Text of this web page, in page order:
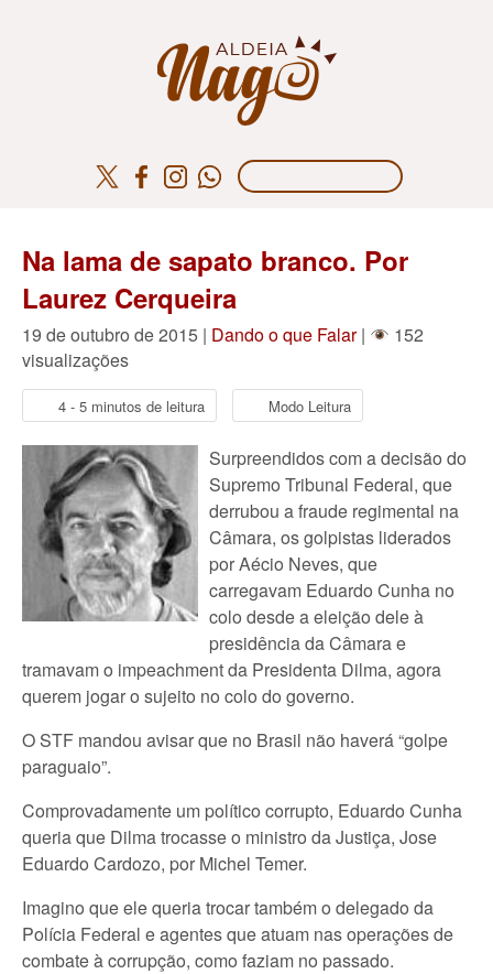
Na lama de sapato branco. Por
Laurez Cerqueira
19 de outubro de 2015 | Dando o que Falar|
152
visualizações
4 - 5 minutos de leitura Modo Leitura
Surpreendidos com a decisão do
Supremo Tribunal Federal, que
derrubou a fraude regimental na
Câmara, os golpistas liderados
por Aécio Neves, que
carregavam Eduardo Cunha no
colo desde a eleição dele à
presidência da Câmara e
tramavam o impeachment da Presidenta Dilma, agora
querem jogar o sujeito no colo do governo.
O STF mandou avisar que no Brasil não haverá “golpe
paraguaio”.
Comprovadamente um político corrupto, Eduardo Cunha
queria que Dilma trocasse o ministro da Justiça, Jose
Eduardo Cardozo, por Michel Temer.
Imagino que ele queria trocar também o delegado da
Polícia Federal e agentes que atuam nas operações de
combate à corrupção, como faziam no passado.